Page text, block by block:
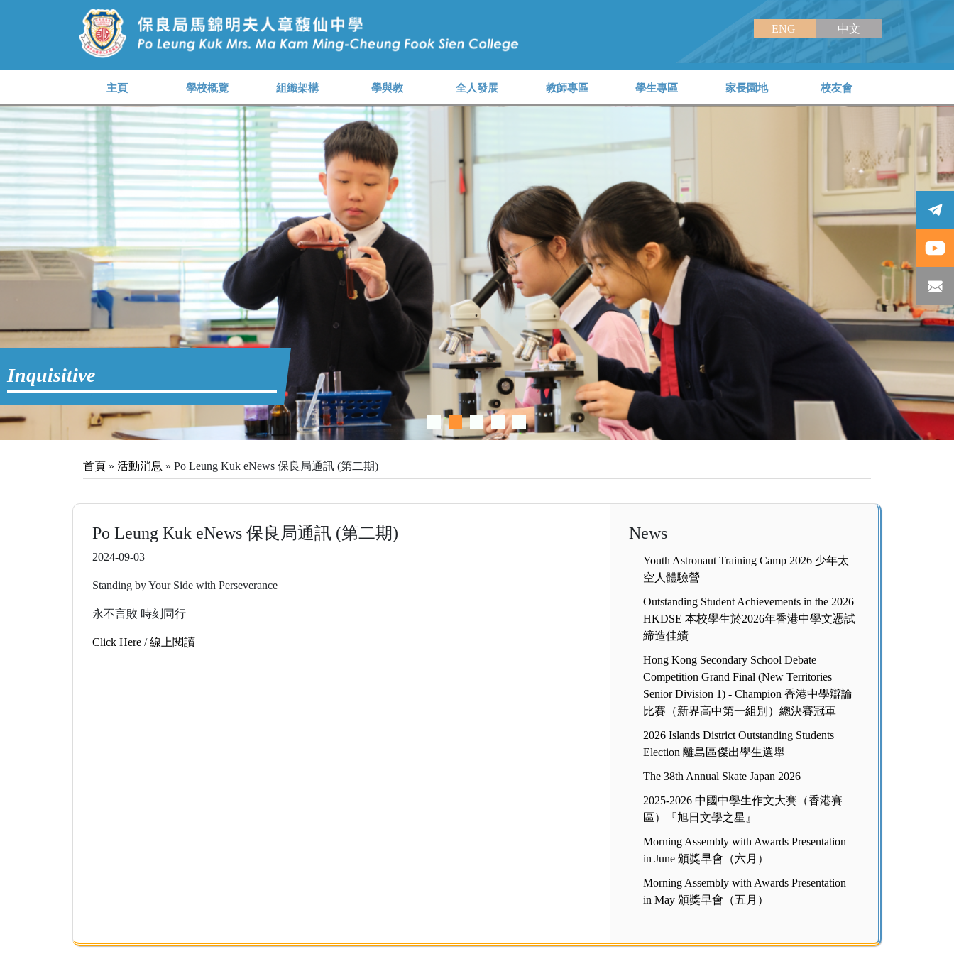
ENG 中文
主頁 學校概覽 組織架構 學與教 全人發展 教師專區 學生專區 家長園地 校友會
Inquisitive
首頁 » 活動消息 » Po Leung Kuk eNews 保良局通訊 (第二期)
Po Leung Kuk eNews 保良局通訊 (第二期)
2024-09-03
Standing by Your Side with Perseverance
永不言敗 時刻同行
Click Here/線上閱讀
News
Youth Astronaut Training Camp 2026 少年太
空人體驗營
Outstanding Student Achievements in the 2026
HKDSE 本校學生於2026年香港中學文憑試
締造佳績
Hong Kong Secondary School Debate
Competition Grand Final (New Territories
Senior Division 1) - Champion 香港中學辯論
比賽（新界高中第一組別）總決賽冠軍
2026 Islands District Outstanding Students
Election 離島區傑出學生選舉
The 38th Annual Skate Japan 2026
2025-2026 中國中學生作文大賽（香港賽
區）『旭日文學之星』
Morning Assembly with Awards Presentation
in June 頒獎早會（六月）
Morning Assembly with Awards Presentation
in May 頒獎早會（五月）